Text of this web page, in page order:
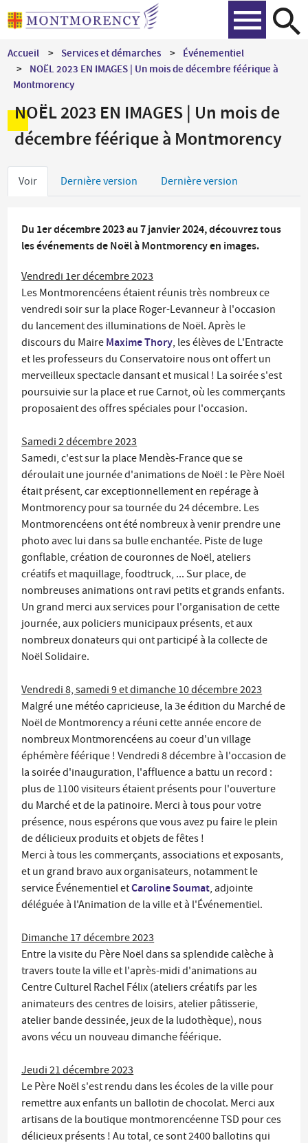
Aller
au
principal
Accueil Services et démarches
Événementiel
NOËL 2023 EN IMAGES | Un mois de décembre féérique à
Montmorency
NOËL 2023 EN IMAGES | Un mois de
décembre féérique à Montmorency
Onglets
Voir Dernière version Dernière version
Du 1er décembre 2023 au 7 janvier 2024, découvrez tous
les événements de Noël à Montmorency en images.
Vendredi 1er décembre 2023
Les Montmorencéens étaient réunis très nombreux ce
vendredi soir sur la place Roger-Levanneur à l'occasion
du lancement des illuminations de Noël. Après le
discours du Maire Maxime Thory, les élèves de L'Entracte
et les professeurs du Conservatoire nous ont offert un
merveilleux spectacle dansant et musical ! La soirée s'est
poursuivie sur la place et rue Carnot, où les commerçants
proposaient des offres spéciales pour l'occasion.
Samedi 2 décembre 2023
Samedi, c'est sur la place Mendès-France que se
déroulait une journée d'animations de Noël : le Père Noël
était présent, car exceptionnellement en repérage à
Montmorency pour sa tournée du 24 décembre. Les
Montmorencéens ont été nombreux à venir prendre une
photo avec lui dans sa bulle enchantée. Piste de luge
gonflable, création de couronnes de Noël, ateliers
créatifs et maquillage, foodtruck, ... Sur place, de
nombreuses animations ont ravi petits et grands enfants.
Un grand merci aux services pour l'organisation de cette
journée, aux policiers municipaux présents, et aux
nombreux donateurs qui ont participé à la collecte de
Noël Solidaire.
Vendredi 8, samedi 9 et dimanche 10 décembre 2023
Malgré une météo capricieuse, la 3e édition du Marché de
Noël de Montmorency a réuni cette année encore de
nombreux Montmorencéens au coeur d'un village
éphémère féérique ! Vendredi 8 décembre à l'occasion de
la soirée d'inauguration, l'affluence a battu un record :
plus de 1100 visiteurs étaient présents pour l'ouverture
du Marché et de la patinoire. Merci à tous pour votre
présence, nous espérons que vous avez pu faire le plein
de délicieux produits et objets de fêtes !
Merci à tous les commerçants, associations et exposants,
et un grand bravo aux organisateurs, notamment le
service Événementiel etCaroline Soumat, adjointe
déléguée à l'Animation de la ville et à l'Événementiel.
Dimanche 17 décembre 2023
Entre la visite du Père Noël dans sa splendide calèche à
travers toute la ville et l'après-midi d'animations au
Centre Culturel Rachel Félix (ateliers créatifs par les
animateurs des centres de loisirs, atelier pâtisserie,
atelier bande dessinée, jeux de la ludothèque), nous
avons vécu un nouveau dimanche féérique.
Jeudi 21 décembre 2023
Le Père Noël s'est rendu dans les écoles de la ville pour
remettre aux enfants un ballotin de chocolat. Merci aux
artisans de la boutique montmorencéenne TSD pour ces
délicieux présents ! Au total, ce sont 2400 ballotins qui